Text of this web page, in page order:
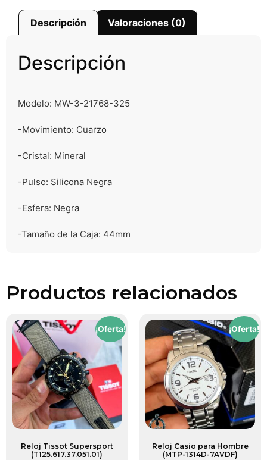
Descripción Valoraciones (0)
Descripción
Modelo: MW-3-21768-325
-Movimiento: Cuarzo
-Cristal: Mineral
-Pulso: Silicona Negra
-Esfera: Negra
Productos relacionados
¡Oferta!
Reloj Tissot Supersport
(T125.617.37.051.01)
¡Oferta!
Reloj Casio para Hombre
(MTP-1314D-7AVDF)